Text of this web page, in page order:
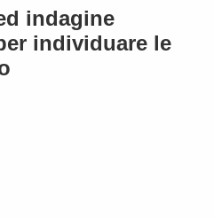
indagine
individuare le